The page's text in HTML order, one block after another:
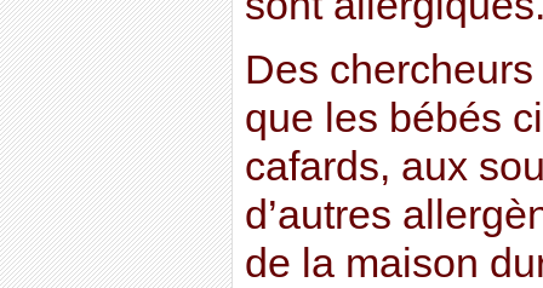
Des
que les bébés
cafards, aux
d’autres
de la maison